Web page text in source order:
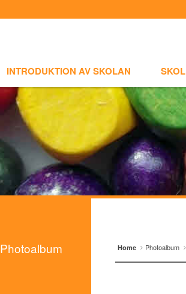
INTRODUKTION AV SKOLAN
Photoalbum Home Photoalbum